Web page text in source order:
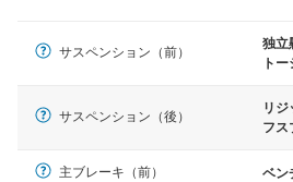
サスペンション（前）
独立
ト
サスペンション（後）
リ
フス
主ブレーキ（前） ベン